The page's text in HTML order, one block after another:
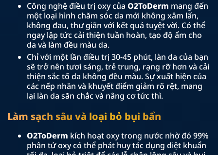
Công nghệ điều trị oxy của O2ToDerm mang đến
một loại hình chăm sóc da mới không xâm lấn,
không đau, thư giãn với kết quả tuyệt vời. Có thể
ngay lập tức cải thiện tuần hoàn, tạo độ ẩm cho
da và làm đều màu da.
Chỉ với một lần điều trị 30-45 phút, làn da của bạn
sẽ trở nên tươi sáng, trẻ trung, rạng rỡ hơn và cải
thiện sắc tố da không đều màu. Sự xuất hiện của
các nếp nhăn và khuyết điểm giảm rõ rệt, mang
lại làn da săn chắc và nâng cơ tức thì.
Làm sạch sâu và loại bỏ bụi bẩn
O2ToDerm kích hoạt oxy trong nước nhờ đó 99%
phân tử oxy có thể phát huy tác dụng diệt khuẩn